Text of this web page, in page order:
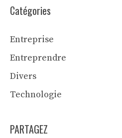
Catégories
Entreprise
Entreprendre
Divers
Technologie
PARTAGEZ